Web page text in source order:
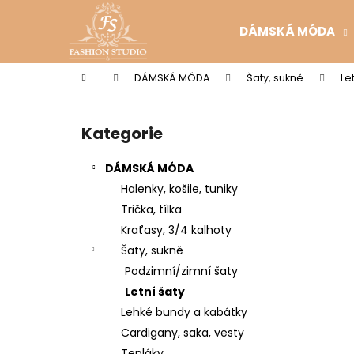
DÁMSKÁ MÓDA
Domů DÁMSKÁ MÓDA Šaty, sukně
Přeskočit
kategorie
Kategorie
DÁMSKÁ MÓDA
Halenky, košile, tuniky
Trička, tílka
Kraťasy, 3/4 kalhoty
Šaty, sukně
Podzimní/zimní šaty
Letní šaty
Lehké bundy a kabátky
Cardigany, saka, vesty
í
Zpět
do
Zpět
do